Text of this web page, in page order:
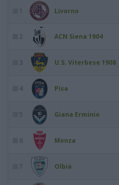
1 Livorno
2 ACN Siena 1904
3 U.S. Viterbese 1908
4 Pisa
5 Giana Erminio
6 Monza
7 Olbia